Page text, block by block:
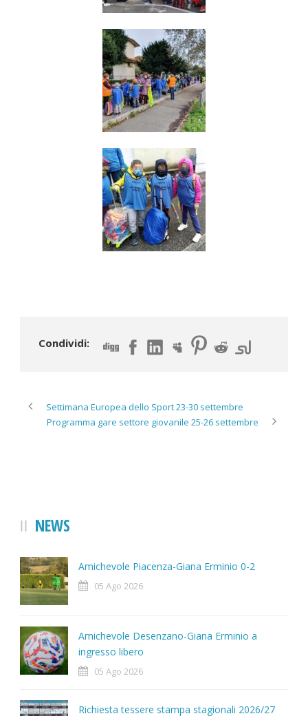
Condividi:
Settimana Europea dello Sport 23-30 settembre
Programma gare settore giovanile 25-26 settembre
NEWS
Amichevole Piacenza-Giana Erminio 0-2
05 Ago 2026
Amichevole Desenzano-Giana Erminio a
ingresso libero
05 Ago 2026
Richiesta tessere stampa stagionali 2026/27